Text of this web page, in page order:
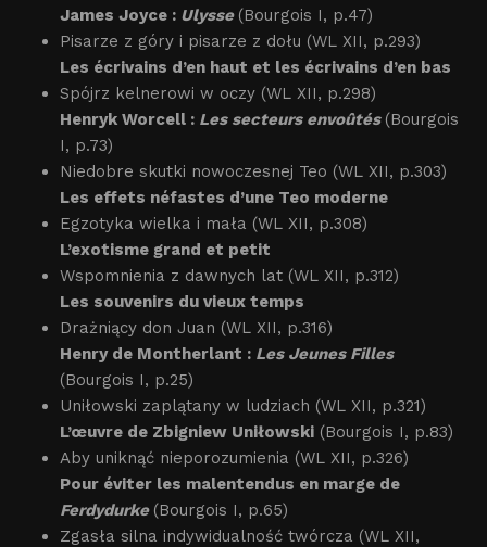
James Joyce : Ulysse (Bourgois I, p.47)
Pisarze z góry i pisarze z dołu (WL XII, p.293)
Les écrivains d’en haut et les écrivains d’en bas
Spójrz kelnerowi w oczy (WL XII, p.298)
Henryk Worcell : Les secteurs envoûtés (Bourgois
I, p.73)
Niedobre skutki nowoczesnej Teo (WL XII, p.303)
Les effets néfastes d’une Teo moderne
Egzotyka wielka i mała (WL XII, p.308)
L’exotisme grand et petit
Wspomnienia z dawnych lat (WL XII, p.312)
Les souvenirs du vieux temps
Drażniący don Juan (WL XII, p.316)
Henry de Montherlant : Les Jeunes Filles
(Bourgois I, p.25)
Uniłowski zaplątany w ludziach (WL XII, p.321)
L’œuvre de Zbigniew Uniłowski (Bourgois I, p.83)
Aby uniknąć nieporozumienia (WL XII, p.326)
Pour éviter les malentendus en marge de
Ferdydurke (Bourgois I, p.65)
Zgasła silna indywidualność twórcza (WL XII,